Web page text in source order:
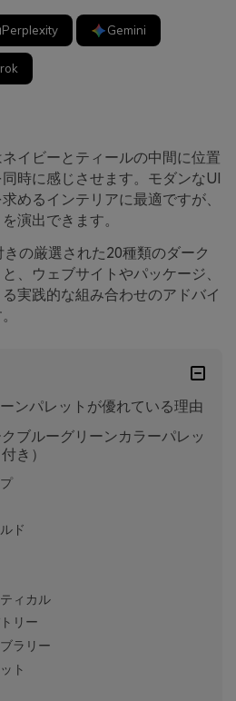
Perplexity Gemini
イビーとティールの中間に位置
時に感じさせます。モダンなUI
めるインテリアに最適ですが、
演出できます。
の厳選された20種類のダーク
、ウェブサイトやパッケージ、
実践的な組み合わせのアドバイ
ンパレットが優れている理由
ブルーグリーンカラーパレッ
き）
ド
ィカル
リー
ラリー
ト